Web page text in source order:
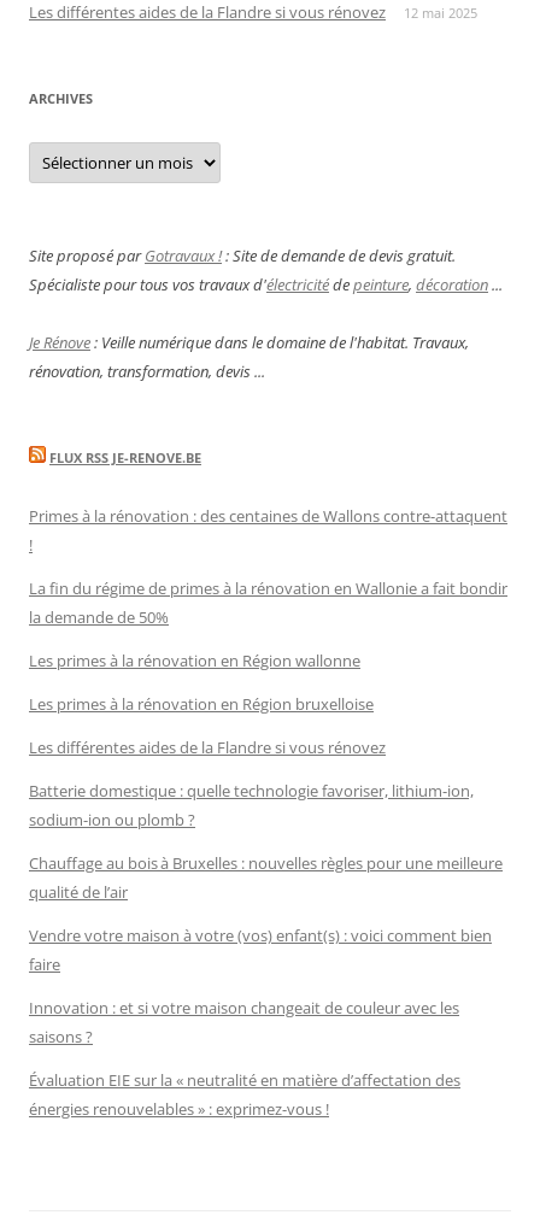
Les différentes aides de la Flandre si vous rénovez 12 mai 2025
ARCHIVES
Archives
Site proposé parGotravaux !: Site de demande de devis gratuit.
Spécialiste pour tous vos travaux d'électricitédepeinture, décoration...
Je Rénove: Veille numérique dans le domaine de l'habitat. Travaux,
rénovation, transformation, devis ...
FLUX RSS JE-RENOVE.BE
Primes à la rénovation : des centaines de Wallons contre-attaquent
!
La fin du régime de primes à la rénovation en Wallonie a fait bondir
la demande de 50%
Les primes à la rénovation en Région wallonne
Les primes à la rénovation en Région bruxelloise
Les différentes aides de la Flandre si vous rénovez
Batterie domestique : quelle technologie favoriser, lithium-ion,
sodium-ion ou plomb ?
Chauffage au bois à Bruxelles : nouvelles règles pour une meilleure
qualité de l’air
Vendre votre maison à votre (vos) enfant(s) : voici comment bien
faire
Innovation : et si votre maison changeait de couleur avec les
saisons ?
Évaluation EIE sur la « neutralité en matière d’affectation des
énergies renouvelables » : exprimez-vous !